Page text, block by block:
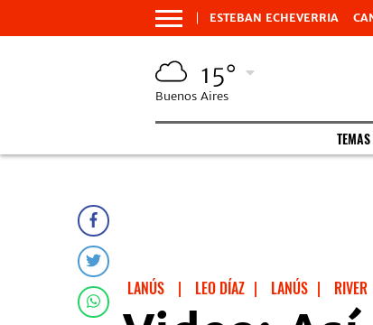
ESTEBAN ECHEVERRIA
15°
Buenos Aires
LANÚS | LEO DÍAZ | LANÚS | RIVER